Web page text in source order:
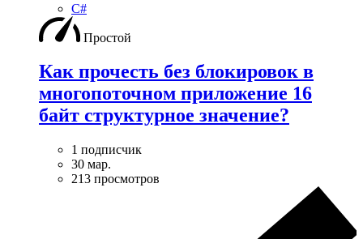
C#
Простой
Как прочесть без блокировок в
многопоточном приложение 16
байт структурное значение?
1 подписчик
30 мар.
213 просмотров